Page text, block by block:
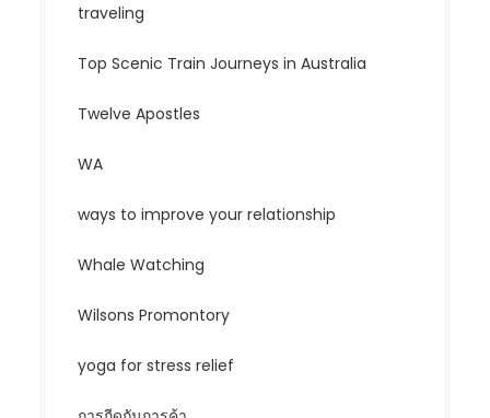
traveling
Top Scenic Train Journeys in Australia
Twelve Apostles
WA
ways to improve your relationship
Whale Watching
Wilsons Promontory
yoga for stress relief